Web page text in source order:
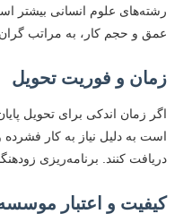
علوم انسانی بیشتر است.
و حجم کار، به مراتب گران‌تر
و فوریت تحویل
زمان اندکی برای تحویل
به دلیل نیاز به کار فشرده و
کنند. برنامه‌ریزی زودهنگام
و اعتبار موسسه